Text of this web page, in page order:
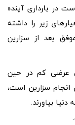
در بارداری آینده
زیر را داشته
بعد از سزارین
عرضی کم در حین
انجام سزارین است،
دنیا بیاورند.